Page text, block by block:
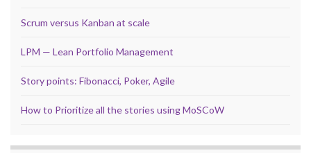
Scrum versus Kanban at scale
LPM — Lean Portfolio Management
Story points: Fibonacci, Poker, Agile
How to Prioritize all the stories using MoSCoW